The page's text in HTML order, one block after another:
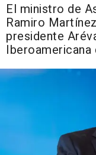
El ministro de
Ramiro
presidente